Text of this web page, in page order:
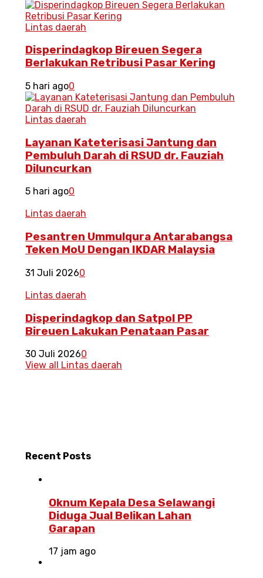
Lintas daerah
Disperindagkop Bireuen Segera
Berlakukan Retribusi Pasar Kering
5 hari ago0
Lintas daerah
Layanan Kateterisasi Jantung dan
Pembuluh Darah di RSUD dr. Fauziah
Diluncurkan
5 hari ago0
Lintas daerah
Pesantren Ummulqura Antarabangsa
Teken MoU Dengan IKDAR Malaysia
31 Juli 20260
Lintas daerah
Disperindagkop dan Satpol PP
Bireuen Lakukan Penataan Pasar
30 Juli 20260
View all Lintas daerah
Recent Posts
Oknum Kepala Desa Selawangi
Diduga Jual Belikan Lahan
Garapan
17 jam ago